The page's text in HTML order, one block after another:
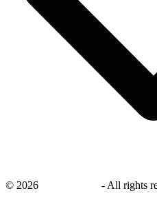
© 2026 - All rights